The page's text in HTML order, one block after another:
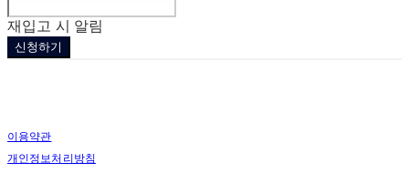
재입고 시 알림
신청하기
이용약관
개인정보처리방침